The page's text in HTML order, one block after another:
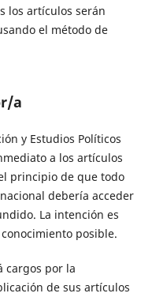
los artículos serán
el método de
a
y Estudios Políticos
a los artículos
principio de que todo
debería acceder
La intención es
posible.
cargos por la
de sus artículos